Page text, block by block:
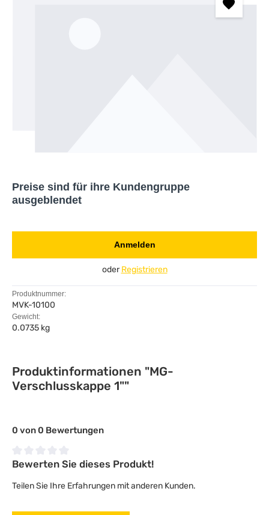
Preise sind für ihre Kundengruppe
ausgeblendet
Anmelden
oderRegistrieren
Produktnummer:
MVK-10100
Gewicht:
0.0735 kg
Produktinformationen "MG-
Verschlusskappe 1""
0 von 0 Bewertungen
Durchschnittliche Bewertung von 0 von 5 Sternen
Bewerten Sie dieses Produkt!
Teilen Sie Ihre Erfahrungen mit anderen Kunden.